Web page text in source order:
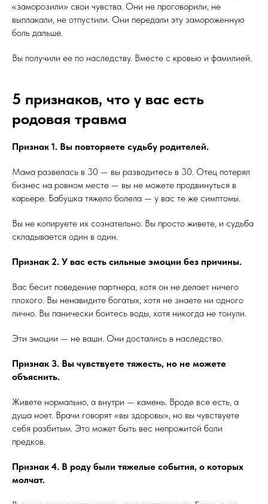
«заморозили» свои чувства. Они не проговорили, не
выплакали, не отпустили. Они передали эту замороженную
боль дальше.
Вы получили ее по наследству. Вместе с кровью и фамилией.
5 признаков, что у вас есть
родовая травма
Признак 1. Вы повторяете судьбу родителей.
Мама развелась в 30 — вы разводитесь в 30. Отец потерял
бизнес на ровном месте — вы не можете продвинуться в
карьере. Бабушка тяжело болела — у вас те же симптомы.
Вы не копируете их сознательно. Вы просто живете, и судьба
складывается один в один.
Признак 2. У вас есть сильные эмоции без причины.
Вас бесит поведение партнера, хотя он не делает ничего
плохого. Вы ненавидите богатых, хотя не знаете ни одного
лично. Вы панически боитесь воды, хотя никогда не тонули.
Эти эмоции — не ваши. Они достались в наследство.
Признак 3. Вы чувствуете тяжесть, но не можете
объяснить.
Живете нормально, а внутри — камень. Вроде все есть, а
душа ноет. Врачи говорят «вы здоровы», но вы чувствуете
себя разбитым. Это может быть вес непрожитой боли
предков.
Признак 4. В роду были тяжелые события, о которых
молчат.